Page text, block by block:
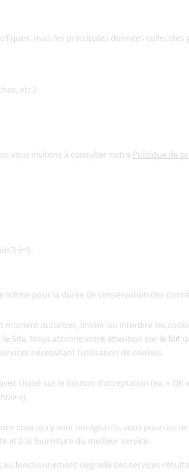
mais les principales données
etc.) ;
vous invitons à consulter notre Politique de
pour la durée de conservation des
moment autoriser, limiter ou interdire les
Site. Nous attirons votre attention sur le fait
nécessitant l’utilisation de cookies.
cliqué sur le bouton d’acceptation (ex. « OK
»).
ceux qui y sont enregistrés, vous pourriez
et à la fourniture du meilleur service.
fonctionnement dégradé des services